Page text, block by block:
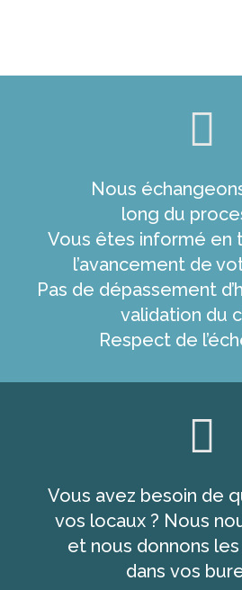
Nous
long du
Vous êtes informé en
l’avancement de
Pas de dépassement
validation du
Respect de
Vous avez besoin de
vos locaux ? Nous
et nous donnons
dans vos